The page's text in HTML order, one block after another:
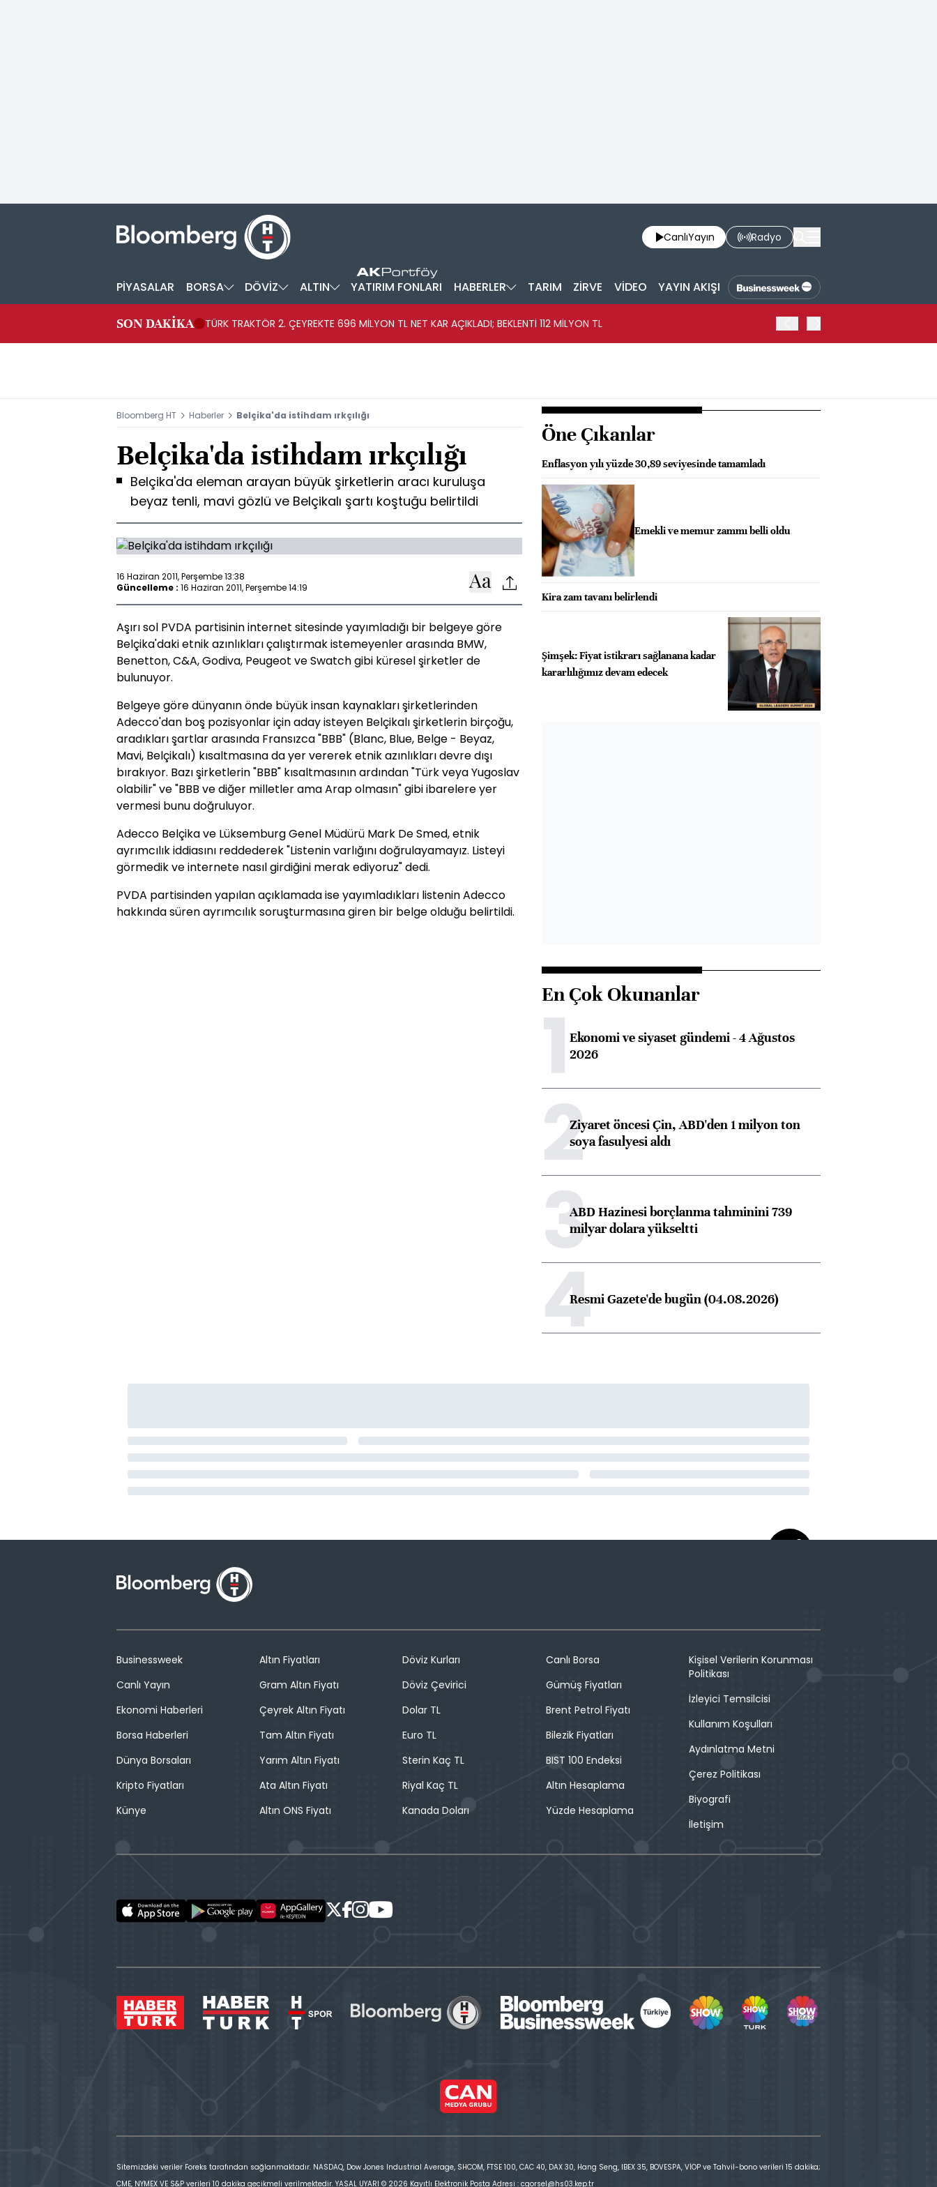
CanlıYayın Radyo
PİYASALAR BORSA DÖVİZ ALTIN YATIRIM FONLARI HABERLER TARIM ZİRVE VİDEO YAYIN AKIŞI
SON DAKİKA TÜRK TRAKTÖR 2. ÇEYREKTE 696 MİLYON TL NET KAR AÇIKLADI; BEKLENTİ 112 MİLYON TL
Bloomberg HT Haberler Belçika'da istihdam ırkçılığı
Belçika'da istihdam ırkçılığı
Belçika'da eleman arayan büyük şirketlerin aracı kuruluşa
beyaz tenli, mavi gözlü ve Belçikalı şartı koştuğu belirtildi
16 Haziran 2011, Perşembe 13:38
Güncelleme : 16 Haziran 2011, Perşembe 14:19
Aşırı sol PVDA partisinin internet sitesinde yayımladığı bir belgeye göre
Belçika'daki etnik azınlıkları çalıştırmak istemeyenler arasında BMW,
Benetton, C&A, Godiva, Peugeot ve Swatch gibi küresel şirketler de
bulunuyor.
Belgeye göre dünyanın önde büyük insan kaynakları şirketlerinden
Adecco'dan boş pozisyonlar için aday isteyen Belçikalı şirketlerin birçoğu,
aradıkları şartlar arasında Fransızca "BBB" (Blanc, Blue, Belge - Beyaz,
Mavi, Belçikalı) kısaltmasına da yer vererek etnik azınlıkları devre dışı
bırakıyor. Bazı şirketlerin "BBB" kısaltmasının ardından "Türk veya Yugoslav
olabilir" ve "BBB ve diğer milletler ama Arap olmasın" gibi ibarelere yer
vermesi bunu doğruluyor.
Adecco Belçika ve Lüksemburg Genel Müdürü Mark De Smed, etnik
ayrımcılık iddiasını reddederek "Listenin varlığını doğrulayamayız. Listeyi
görmedik ve internete nasıl girdiğini merak ediyoruz" dedi.
PVDA partisinden yapılan açıklamada ise yayımladıkları listenin Adecco
hakkında süren ayrımcılık soruşturmasına giren bir belge olduğu belirtildi.
Öne Çıkanlar
Enflasyon yılı yüzde 30,89 seviyesinde tamamladı
Emekli ve memur zammı belli oldu
Kira zam tavanı belirlendi
Şimşek: Fiyat istikrarı sağlanana kadar
kararlılığımız devam edecek
En Çok Okunanlar
1Ekonomi ve siyaset gündemi - 4 Ağustos
2026
2Ziyaret öncesi Çin, ABD'den 1 milyon ton
soya fasulyesi aldı
3ABD Hazinesi borçlanma tahminini 739
milyar dolara yükseltti
4Resmi Gazete'de bugün (04.08.2026)
Businessweek
Canlı Yayın
Ekonomi Haberleri
Borsa Haberleri
Dünya Borsaları
Kripto Fiyatları
Künye
Altın Fiyatları
Gram Altın Fiyatı
Çeyrek Altın Fiyatı
Tam Altın Fiyatı
Yarım Altın Fiyatı
Ata Altın Fiyatı
Altın ONS Fiyatı
Döviz Kurları
Döviz Çevirici
Dolar TL
Euro TL
Sterin Kaç TL
Riyal Kaç TL
Kanada Doları
Canlı Borsa
Gümüş Fiyatları
Brent Petrol Fiyatı
Bilezik Fiyatları
BIST 100 Endeksi
Altın Hesaplama
Yüzde Hesaplama
Kişisel Verilerin Korunması
Politikası
İzleyici Temsilcisi
Kullanım Koşulları
Aydınlatma Metni
Çerez Politikası
Biyografi
İletişim
Sitemizdeki veriler Foreks tarafından sağlanmaktadır. NASDAQ, Dow Jones Industrial Average, SHCOM, FTSE 100, CAC 40, DAX 30, Hang Seng, IBEX 35, BOVESPA, VİOP ve Tahvil-bono verileri 15 dakika;
CME, NYMEX VE S&P verileri 10 dakika gecikmeli verilmektedir. YASAL UYARI © 2026 Kayıtlı Elektronik Posta Adresi : cgorsel@hs03.kep.tr